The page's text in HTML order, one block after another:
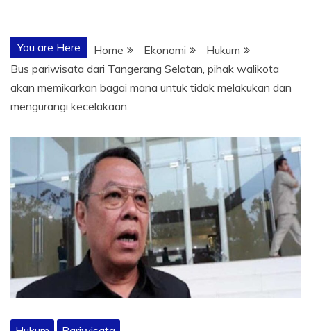
You are Here Home Ekonomi
Hukum
Bus pariwisata dari Tangerang Selatan, pihak walikota
akan memikarkan bagai mana untuk tidak melakukan dan
mengurangi kecelakaan.